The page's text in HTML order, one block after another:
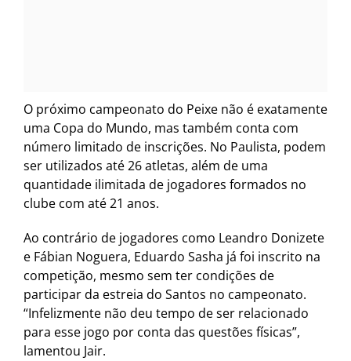
O próximo campeonato do Peixe não é exatamente
uma Copa do Mundo, mas também conta com
número limitado de inscrições. No Paulista, podem
ser utilizados até 26 atletas, além de uma
quantidade ilimitada de jogadores formados no
clube com até 21 anos.
Ao contrário de jogadores como Leandro Donizete
e Fábian Noguera, Eduardo Sasha já foi inscrito na
competição, mesmo sem ter condições de
participar da estreia do Santos no campeonato.
“Infelizmente não deu tempo de ser relacionado
para esse jogo por conta das questões físicas”,
lamentou Jair.